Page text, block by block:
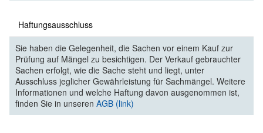
Haftungsausschluss
Sie haben die Gelegenheit, die Sachen vor einem Kauf zur
Prüfung auf Mängel zu besichtigen. Der Verkauf gebrauchter
Sachen erfolgt, wie die Sache steht und liegt, unter
Ausschluss jeglicher Gewährleistung für Sachmängel. Weitere
Informationen und welche Haftung davon ausgenommen ist,
finden Sie in unseren AGB (link)